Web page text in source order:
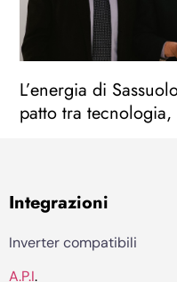
L’energia di
patto tra
Integrazioni
Inverter compatibili
A.P.I.